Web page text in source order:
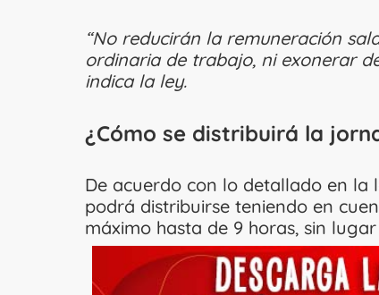
“No reducirán la remuneración
ordinaria de trabajo, ni exonerar
indica la ley.
¿Cómo se distribuirá la
De acuerdo con lo detallado en
podrá distribuirse teniendo en
máximo hasta de 9 horas, sin